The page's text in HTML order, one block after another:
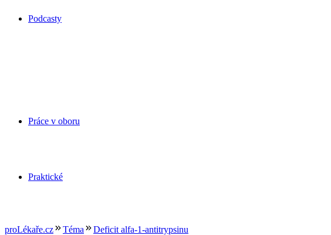
Podcasty
Práce v oboru
Praktické
proLékaře.cz Téma
Deficit alfa-1-antitrypsinu